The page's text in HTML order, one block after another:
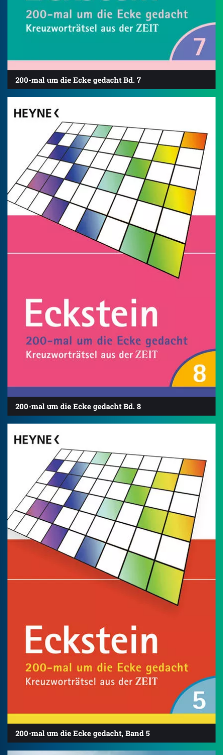
200-mal um die Ecke gedacht Bd. 7
200-mal um die Ecke gedacht Bd. 8
200-mal um die Ecke gedacht, Band 5